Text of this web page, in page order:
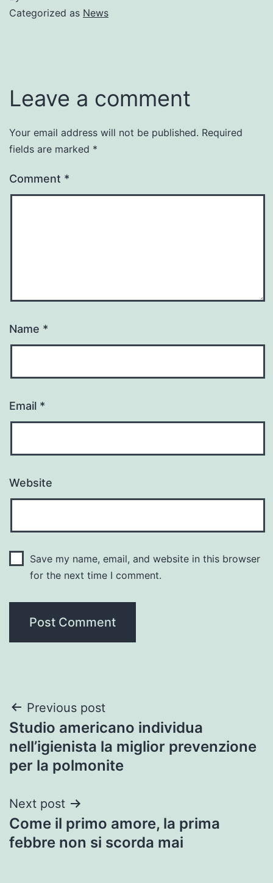
Categorized as News
Leave a comment
Your email address will not be published. Required
fields are marked *
Comment *
Name *
Email *
Website
Save my name, email, and website in this browser
for the next time I comment.
Post
navigation
Previous post
Studio americano individua
nell’igienista la miglior prevenzione
per la polmonite
Next post
Come il primo amore, la prima
febbre non si scorda mai